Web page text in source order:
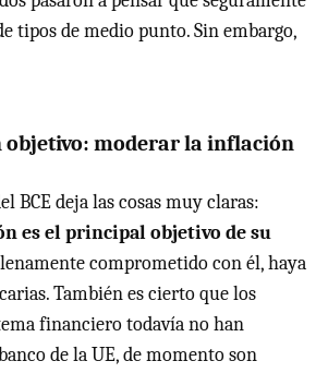
tipos de medio punto. Sin embargo,
objetivo: moderar la inflación
BCE deja las cosas muy claras:
es el principal objetivo de su
comprometido con él, haya
También es cierto que los
financiero todavía no han
de la UE, de momento son